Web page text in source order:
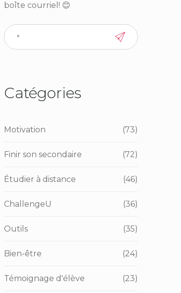
boîte courriel! 😊
Catégories
Motivation (73)
Finir son secondaire (72)
Étudier à distance (46)
ChallengeU (36)
Outils (35)
Bien-être (24)
Témoignage d'élève (23)